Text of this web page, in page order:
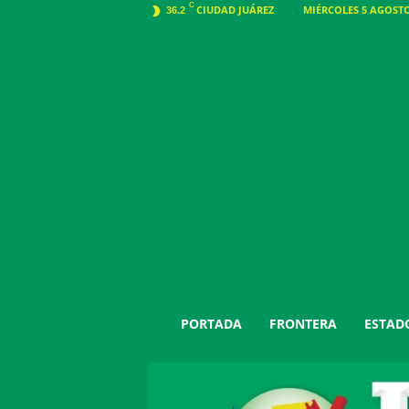
36.2 C CIUDAD JUÁREZ MIÉRCOLES 5
PORTADA FRONTERA